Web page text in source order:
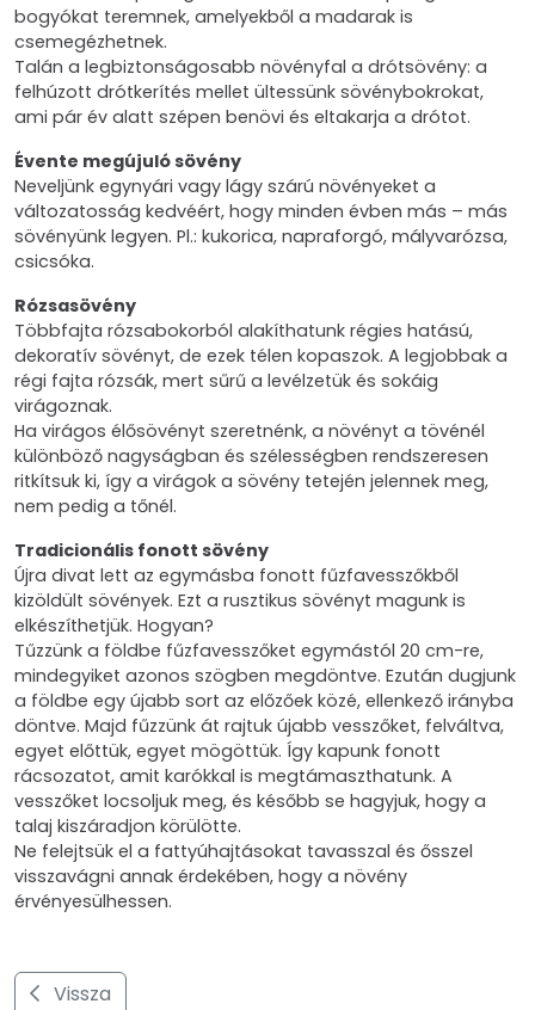
bogyókat teremnek, amelyekből a madarak is
csemegézhetnek.
Talán a legbiztonságosabb növényfal a drótsövény: a
felhúzott drótkerítés mellet ültessünk sövénybokrokat,
ami pár év alatt szépen benövi és eltakarja a drótot.
Évente megújuló sövény
Neveljünk egynyári vagy lágy szárú növényeket a
változatosság kedvéért, hogy minden évben más – más
sövényünk legyen. Pl.: kukorica, napraforgó, mályvarózsa,
csicsóka.
Rózsasövény
Többfajta rózsabokorból alakíthatunk régies hatású,
dekoratív sövényt, de ezek télen kopaszok. A legjobbak a
régi fajta rózsák, mert sűrű a levélzetük és sokáig
virágoznak.
Ha virágos élősövényt szeretnénk, a növényt a tövénél
különböző nagyságban és szélességben rendszeresen
ritkítsuk ki, így a virágok a sövény tetején jelennek meg,
nem pedig a tőnél.
Tradicionális fonott sövény
Újra divat lett az egymásba fonott fűzfavesszőkből
kizöldült sövények. Ezt a rusztikus sövényt magunk is
elkészíthetjük. Hogyan?
Tűzzünk a földbe fűzfavesszőket egymástól 20 cm-re,
mindegyiket azonos szögben megdöntve. Ezután dugjunk
a földbe egy újabb sort az előzőek közé, ellenkező irányba
döntve. Majd fűzzünk át rajtuk újabb vesszőket, felváltva,
egyet előttük, egyet mögöttük. Így kapunk fonott
rácsozatot, amit karókkal is megtámaszthatunk. A
vesszőket locsoljuk meg, és később se hagyjuk, hogy a
talaj kiszáradjon körülötte.
Ne felejtsük el a fattyúhajtásokat tavasszal és ősszel
visszavágni annak érdekében, hogy a növény
érvényesülhessen.
Vissza